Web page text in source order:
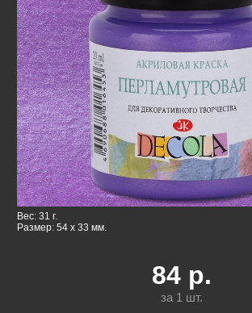
Вес: 31 г.
Размер: 54 x 33 мм.
84 р.
за 1 шт.